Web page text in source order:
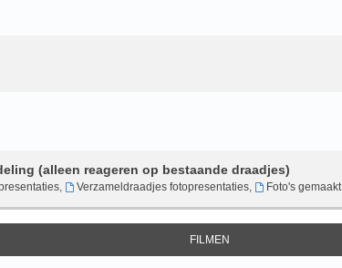
(alleen reageren op bestaande draadjes)
, Verzameldraadjes fotopresentaties, Foto's
FILMEN